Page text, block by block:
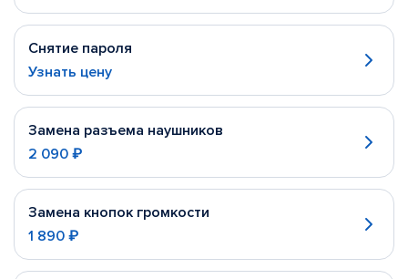
Снятие пароля
Узнать цену
Замена разъема наушников
2 090 ₽
Замена кнопок громкости
1 890 ₽